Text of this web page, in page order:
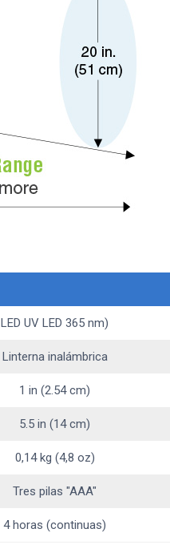
LED UV LED 365 nm)
Linterna inalámbrica
1 in (2.54 cm)
5.5 in (14 cm)
0,14 kg (4,8 oz)
Tres pilas "AAA"
4 horas (continuas)